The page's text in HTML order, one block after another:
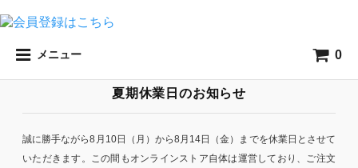
メニュー 0
夏期休業日のお知らせ
誠に勝手ながら8月10日（月）から8月14日（金）までを休業日とさせて
いただきます。この間もオンラインストア自体は運営しており、ご注文